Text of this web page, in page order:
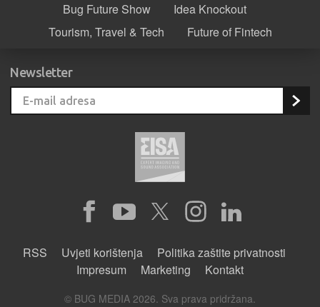
Bug Future Show
Idea Knockout
Tourism, Travel & Tech
Future of Fintech
Newsletter
RSS Uvjeti korištenja
Politika zaštite privatnosti
Impresum
Marketing Kontakt
© BUG MEDIA 2026. Sva prava pridržana.